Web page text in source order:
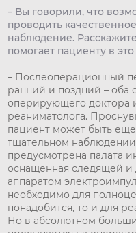
– Вы говорили, что
проводить
наблюдение.
помогает пациенту в
– Послеоперационный
ранний и поздний – оба
оперирующего доктора
реаниматолога.
пациент может быть
тщательном
предусмотрена палата
оснащенная следящей и
аппаратом
необходимо для
понадобится, то и для
Но в абсолютном